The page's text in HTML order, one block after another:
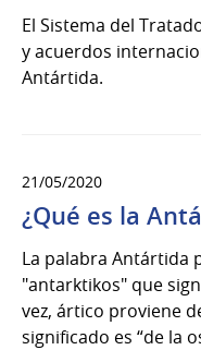
El Sistema del
y acuerdos
Antártida.
21/05/2020
¿Qué es la
La palabra Antártida
"antarktikos" que
vez, ártico proviene
significado es “de la